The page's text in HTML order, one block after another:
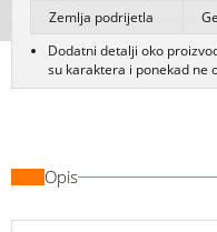
Zemlja podrijetla
Dodatni detalji oko
su karaktera i ponekad ne
Opis